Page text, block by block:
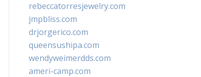
rebeccatorresjewelry.com
jmpbliss.com
drjorgerico.com
queensushipa.com
wendyweimerdds.com
ameri-camp.com